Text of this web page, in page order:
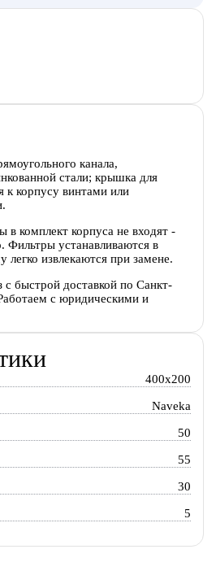
канала,
стали; крышка для
к корпусу винтами или
комплект корпуса не входят -
Фильтры устанавливаются в
извлекаются при замене.
быстрой доставкой по Санкт-
с юридическими и
400x200
Naveka
50
55
30
5